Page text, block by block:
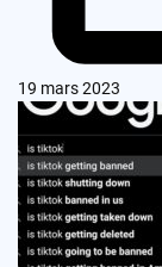
19 mars 2023